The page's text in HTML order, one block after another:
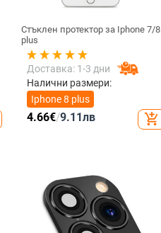
Стъклен протектор за Iphone 7/8
plus
Доставка: 1-3 дни
Налични размери:
Iphone 8 plus
4.66€/9.11лв add_shopping_cart